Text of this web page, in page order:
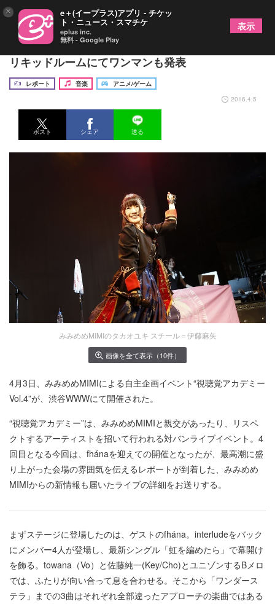
みみめめMIMI×fhána、熱演ステージ 夏には恵比寿
リキッドルームにてワンマンも発表
レポート 音楽
アニメ/ゲーム
2016.4.5
ポスト シェア 送る
みみめめMIMIのタカオユキ スチール＝伊藤麻矢
画像を全て表示（10件）
4月3日、みみめめMIMIによる自主企画イベント“視聴覚アカデミー
Vol.4”が、渋谷WWWにて開催された。
“視聴覚アカデミー”は、みみめめMIMIと親交があったり、リスペ
クトするアーティストを招いて行われる対バンライブイベント。4
回目となる今回は、fhánaを迎えての開催となったが、最高潮に盛
り上がった会場の雰囲気を伝えるレポートが到着した、みみめめ
MIMIからの新情報も届いたライブの詳細をお送りする。
まずステージに登場したのは、ゲストのfhána。interludeをバック
にメンバー4人が登場し、最新シングル「虹を編めたら」で幕開け
を飾る。towana（Vo）と佐藤純一(Key/Cho)とユニゾンするBメロ
では、ふたりが向い合って息を合わせる。そこから「ワンダース
テラ」までの3曲はそれぞれ全部違ったアプローチの楽曲ではある
× e＋(イープラス)アプリ - チケッ
ト・ニュース・スマチケ
eplus inc.
無料 - Google Play
表示